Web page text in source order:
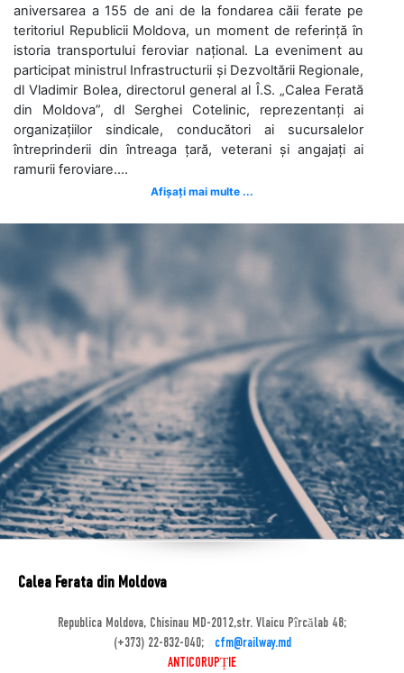
aniversarea a 155 de ani de la fondarea căii ferate pe
teritoriul Republicii Moldova, un moment de referință în
istoria transportului feroviar național. La eveniment au
participat ministrul Infrastructurii și Dezvoltării Regionale,
dl Vladimir Bolea, directorul general al Î.S. „Calea Ferată
din Moldova”, dl Serghei Cotelinic, reprezentanți ai
organizațiilor sindicale, conducători ai sucursalelor
întreprinderii din întreaga țară, veterani și angajați ai
ramurii feroviare....
Afișați mai multe ...
Calea Ferata din Moldova
Republica Moldova, Chisinau MD-2012,str. Vlaicu Pîrcălab 48;
(+373) 22-832-040;
cfm@railway.md
ANTICORUPȚIE